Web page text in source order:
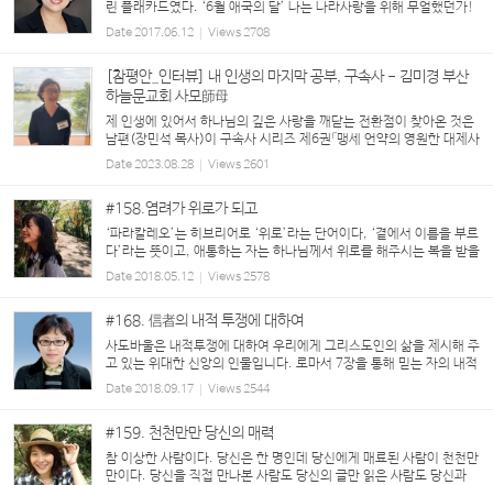
린 플래카드였다. ‘6월 애국의 달’ 나는 나라사랑을 위해 무얼했던가!
한동안 시끄러운 나라일에 흥분하며 비판하다가, 요즘엔 아예 한발 물
러서서 강건너 불구경하듯 무심한 상태다...
Date2017.06.12 Views2708
[참평안_인터뷰] 내 인생의 마지막 공부, 구속사 - 김미경 부산
하늘문교회 사모師母
제 인생에 있어서 하나님의 깊은 사랑을 깨닫는 전환점이 찾아온 것은
남편(장민석 목사)이 구속사 시리즈 제6권「맹세 언약의 영원한 대제사
장」 출판기념 예배에 다녀온 후의 일이었습니다. 가까이는 남편의 자
형이신 류남철 목사님(부산 세계로교회)의 ...
Date2023.08.28 Views2601
#158.염려가 위로가 되고
‘파라칼레오’는 히브리어로 ‘위로’라는 단어이다, ‘곁에서 이름을 부르
다’라는 뜻이고, 애통하는 자는 하나님께서 위로를 해주시는 복을 받을
수 있다. 문득, ‘위로’의 사전적 의미가 궁금해졌다. ‘따뜻한 말이나 행
동으로 괴로움을 덜어 주거나 슬픔...
Date2018.05.12 Views2578
#168. 信者의 내적 투쟁에 대하여
사도바울은 내적투쟁에 대하여 우리에게 그리스도인의 삶을 제시해 주
고 있는 위대한 신앙의 인물입니다. 로마서 7장을 통해 믿는 자의 내적
투쟁에 대하여 구체적으로 말하고 있고 로마서7:24“오호라 나는 곤고
한 사람이로다 이 사망의 몸에서 누가 나를 건...
Date2018.09.17 Views2544
#159. 천천만만 당신의 매력
참 이상한 사람이다. 당신은 한 명인데 당신에게 매료된 사람이 천천만
만이다. 당신을 직접 만나본 사람도 당신의 글만 읽은 사람도 당신과